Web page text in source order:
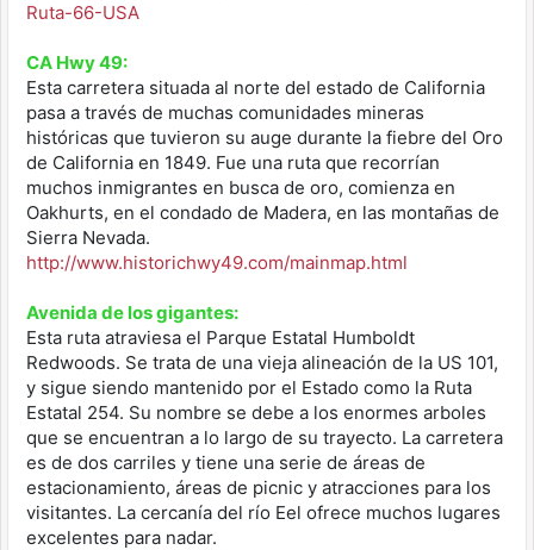
Ruta-66-USA
CA Hwy 49:
Esta carretera situada al norte del estado de California
pasa a través de muchas comunidades mineras
históricas que tuvieron su auge durante la fiebre del Oro
de California en 1849. Fue una ruta que recorrían
muchos inmigrantes en busca de oro, comienza en
Oakhurts, en el condado de Madera, en las montañas de
Sierra Nevada.
http://www.historichwy49.com/mainmap.html
Avenida de los gigantes:
Esta ruta atraviesa el Parque Estatal Humboldt
Redwoods. Se trata de una vieja alineación de la US 101,
y sigue siendo mantenido por el Estado como la Ruta
Estatal 254. Su nombre se debe a los enormes arboles
que se encuentran a lo largo de su trayecto. La carretera
es de dos carriles y tiene una serie de áreas de
estacionamiento, áreas de picnic y atracciones para los
visitantes. La cercanía del río Eel ofrece muchos lugares
excelentes para nadar.